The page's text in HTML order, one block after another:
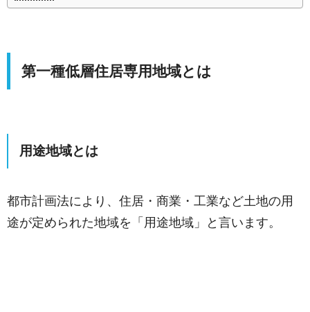
第一種低層住居専用地域とは
用途地域とは
都市計画法により、住居・商業・工業など土地の用
途が定められた地域を「用途地域」と言います。